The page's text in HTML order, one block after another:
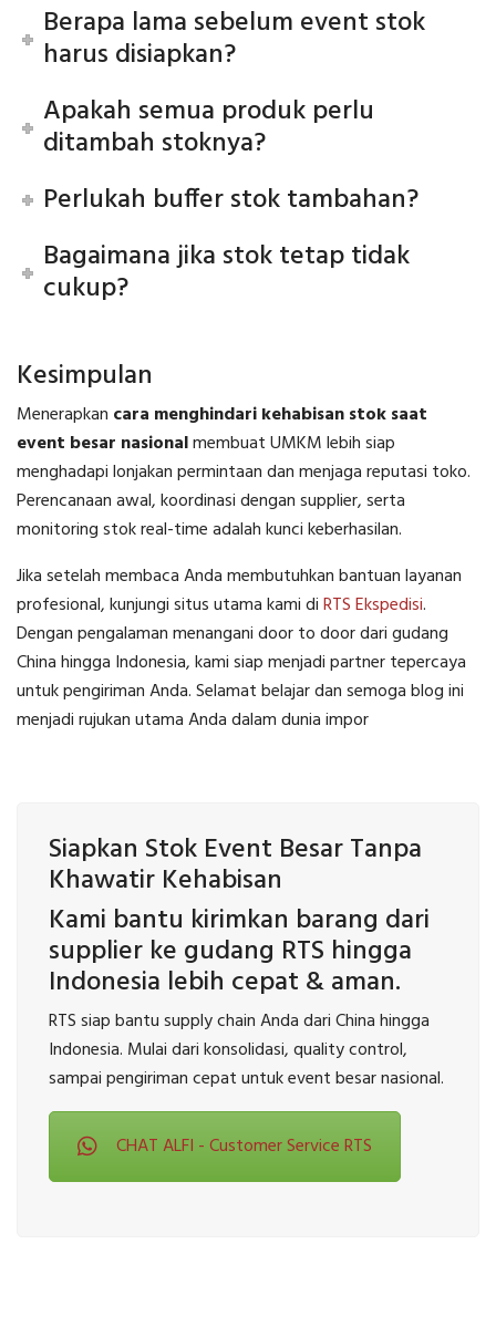
Berapa lama sebelum event stok
harus disiapkan?
Apakah semua produk perlu
ditambah stoknya?
Perlukah buffer stok tambahan?
Bagaimana jika stok tetap tidak
cukup?
Kesimpulan
Menerapkan cara menghindari kehabisan stok saat
event besar nasionalmembuat UMKM lebih siap
menghadapi lonjakan permintaan dan menjaga reputasi toko.
Perencanaan awal, koordinasi dengan supplier, serta
monitoring stok real-time adalah kunci keberhasilan.
Jika setelah membaca Anda membutuhkan bantuan layanan
profesional, kunjungi situs utama kami diRTS Ekspedisi.
Dengan pengalaman menangani door to door dari gudang
China hingga Indonesia, kami siap menjadi partner tepercaya
untuk pengiriman Anda. Selamat belajar dan semoga blog ini
menjadi rujukan utama Anda dalam dunia impor
Siapkan Stok Event Besar Tanpa
Khawatir Kehabisan
Kami bantu kirimkan barang dari
supplier ke gudang RTS hingga
Indonesia lebih cepat & aman.
RTS siap bantu supply chain Anda dari China hingga
Indonesia. Mulai dari konsolidasi, quality control,
sampai pengiriman cepat untuk event besar nasional.
CHAT ALFI - Customer Service RTS